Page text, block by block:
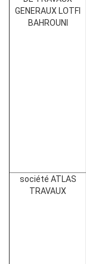
GENERAUX LOTFI
BAHROUNI
société ATLAS
TRAVAUX